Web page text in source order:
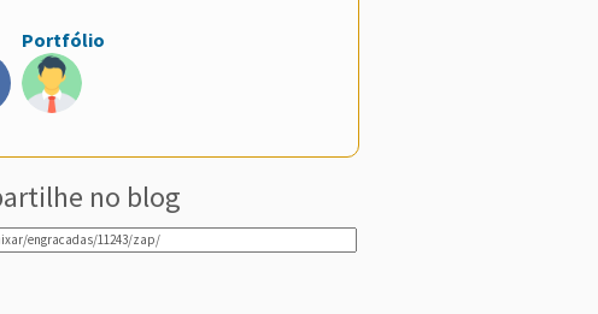
Portfólio
no blog